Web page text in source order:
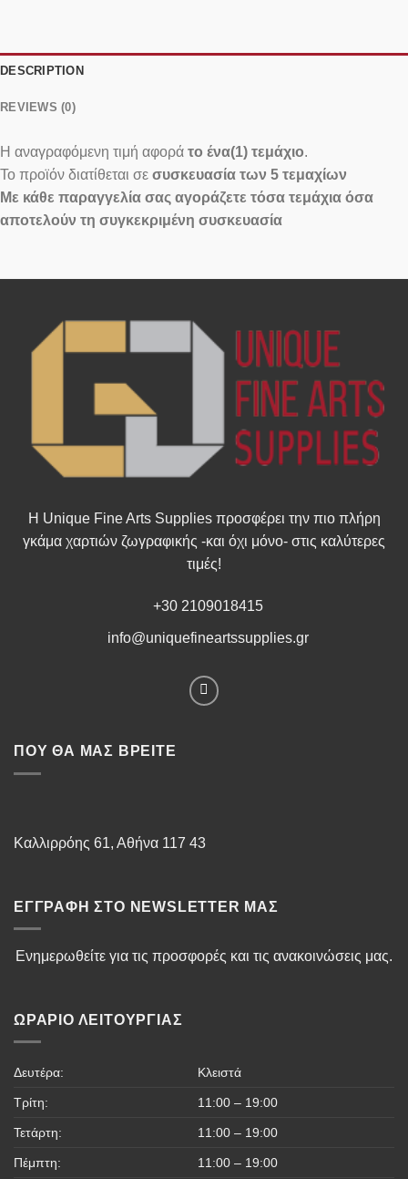
DESCRIPTION
REVIEWS (0)
Η αναγραφόμενη τιμή αφορά το ένα(1) τεμάχιο.
Το προϊόν διατίθεται σε συσκευασία των 5 τεμαχίων
Με κάθε παραγγελία σας αγοράζετε τόσα τεμάχια όσα
αποτελούν τη συγκεκριμένη συσκευασία
Η Unique Fine Arts Supplies προσφέρει την πιο πλήρη
γκάμα χαρτιών ζωγραφικής -και όχι μόνο- στις καλύτερες
τιμές!
+30 2109018415
info@uniquefineartssupplies.gr
ΠΟΥ ΘΑ ΜΑΣ ΒΡΕΊΤΕ
Καλλιρρόης 61, Αθήνα 117 43
ΕΓΓΡΑΦΉ ΣΤΟ NEWSLETTER ΜΑΣ
Ενημερωθείτε για τις προσφορές και τις ανακοινώσεις μας.
ΩΡΆΡΙΟ ΛΕΙΤΟΥΡΓΊΑΣ
Δευτέρα: Κλειστά
Τρίτη: 11:00 – 19:00
Τετάρτη: 11:00 – 19:00
Πέμπτη: 11:00 – 19:00